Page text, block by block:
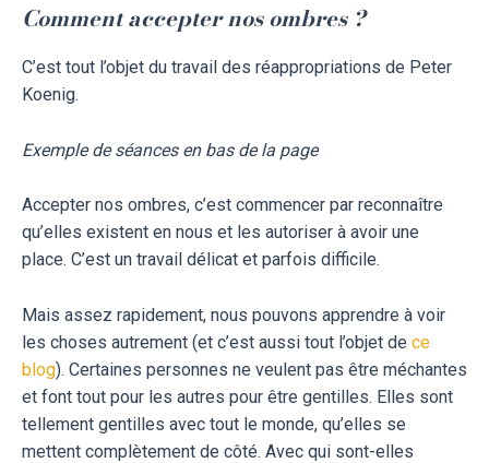
Comment accepter nos ombres ?
C’est tout l’objet du travail des réappropriations de Peter
Koenig.
Exemple de séances en bas de la page
Accepter nos ombres, c’est commencer par reconnaître
qu’elles existent en nous et les autoriser à avoir une
place. C’est un travail délicat et parfois difficile.
Mais assez rapidement, nous pouvons apprendre à voir
les choses autrement (et c’est aussi tout l’objet de ce
blog). Certaines personnes ne veulent pas être méchantes
et font tout pour les autres pour être gentilles. Elles sont
tellement gentilles avec tout le monde, qu’elles se
mettent complètement de côté. Avec qui sont-elles